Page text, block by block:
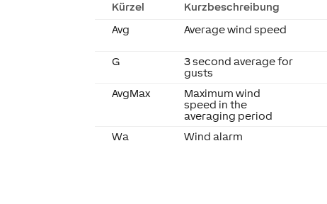
Kürzel Kurzbeschreibung
Avg
Average wind speed
G
3 second average for
gusts
AvgMax
Maximum wind
speed in the
averaging period
Wa Wind alarm